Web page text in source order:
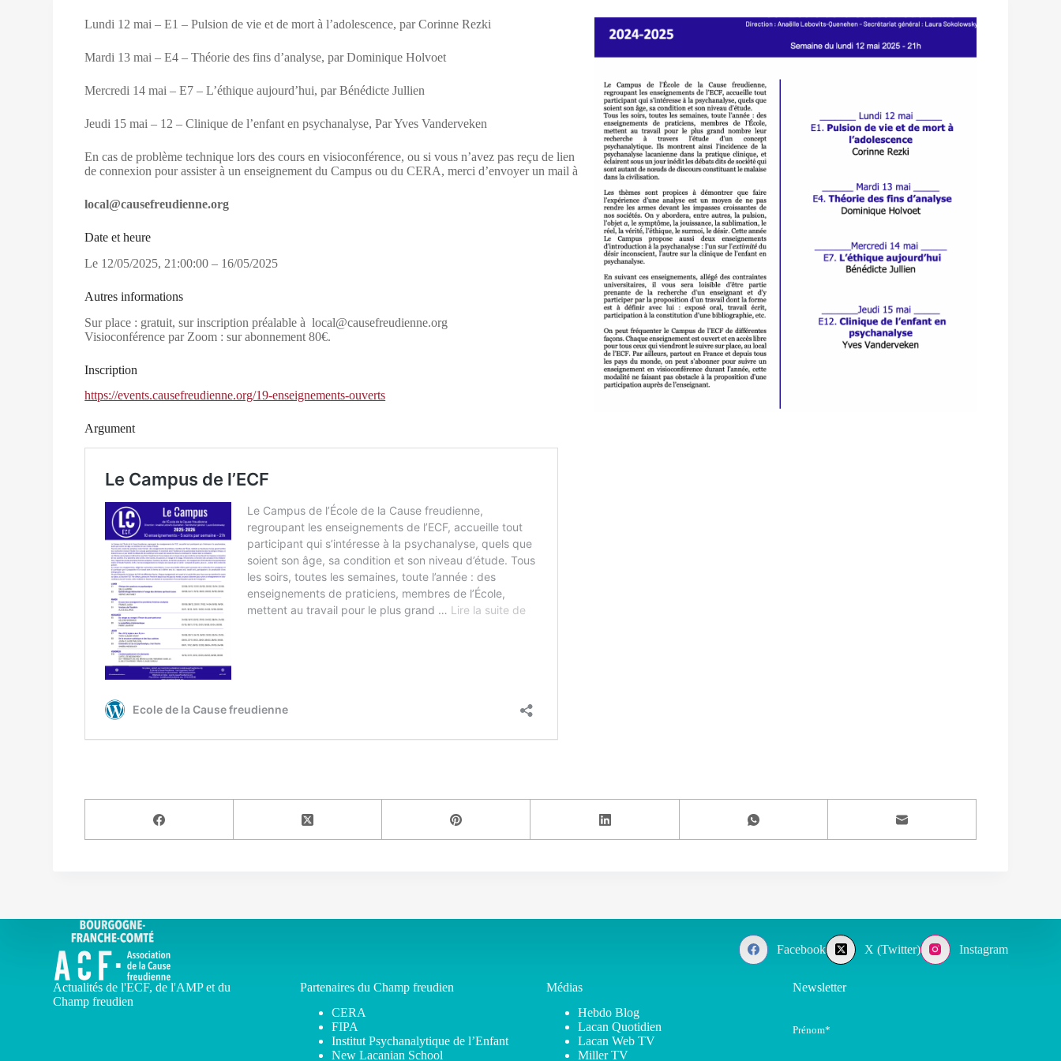
Lundi 12 mai – E1 – Pulsion de vie et de mort à l’adolescence, par Corinne Rezki
Mardi 13 mai – E4 – Théorie des fins d’analyse, par Dominique Holvoet
Mercredi 14 mai – E7 – L’éthique aujourd’hui, par Bénédicte Jullien
Jeudi 15 mai – 12 – Clinique de l’enfant en psychanalyse, Par Yves Vanderveken
En cas de problème technique lors des cours en visioconférence, ou si vous n’avez pas reçu de lien
de connexion pour assister à un enseignement du Campus ou du CERA, merci d’envoyer un mail à
local@causefreudienne.org
Date et heure
Le 12/05/2025, 21:00:00 – 16/05/2025
Autres informations
Sur place : gratuit, sur inscription préalable à local@causefreudienne.org
Visioconférence par Zoom : sur abonnement 80€.
Inscription
https://events.causefreudienne.org/19-enseignements-ouverts
Argument
Facebook X (Twitter) Instagram
Actualités de l'ECF, de l'AMP et du
Champ freudien
Partenaires du Champ freudien
CERA
FIPA
Institut Psychanalytique de l’Enfant
New Lacanian School
Médias
Hebdo Blog
Lacan Quotidien
Lacan Web TV
Miller TV
Newsletter
Prénom*